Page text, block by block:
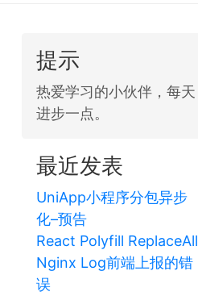
提示
热爱学习的小伙伴，每天
进步一点。
最近发表
UniApp小程序分包异步
化–预告
React Polyfill ReplaceAll
Nginx Log前端上报的错
误